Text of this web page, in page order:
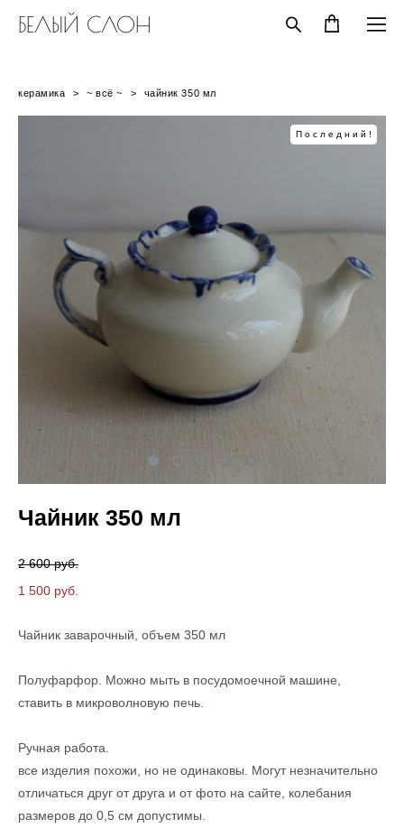
БЕЛЫЙ СЛОН
керамика > ~ всё ~ > чайник 350 мл
Последний!
Чайник 350 мл
2 600 pуб.
1 500 pуб.
Чайник заварочный, объем 350 мл
Полуфарфор. Можно мыть в посудомоечной машине,
ставить в микроволновую печь.
Ручная работа.
все изделия похожи, но не одинаковы. Могут незначительно
отличаться друг от друга и от фото на сайте, колебания
размеров до 0,5 см допустимы.